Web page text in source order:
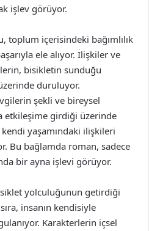
işlev görüyor.
toplum içerisindeki bağımlılık
ele alıyor. İlişkiler ve
bisikletin sunduğu
duruluyor.
şekli ve bireysel
etkileşime girdiği üzerinde
yaşamındaki ilişkileri
Bu bağlamda roman, sadece
bir ayna işlevi görüyor.
yolculuğunun getirdiği
insanın kendisiyle
Karakterlerin içsel